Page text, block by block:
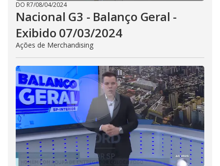
DO R7/08/04/2024
Nacional G3 - Balanço Geral -
Exibido 07/03/2024
Ações de Merchandising